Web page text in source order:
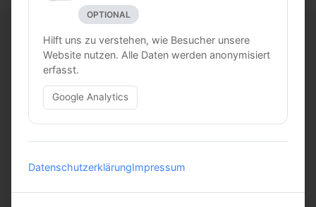
Unternehmen
Neuigkeiten
Rechtliches
AGB
Impressum
OPTIONAL
Hilft uns zu verstehen, wie Besucher unsere
Website nutzen. Alle Daten werden anonymisiert
erfasst.
Google Analytics
DatenschutzerklärungImpressum